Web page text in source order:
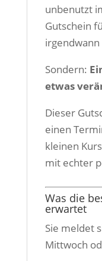
unbenutzt
Gutschein
Sondern:
etwas
Dieser
einen
kleinen
mit echter
Was die
erwartet
Sie meldet
Mittwoch